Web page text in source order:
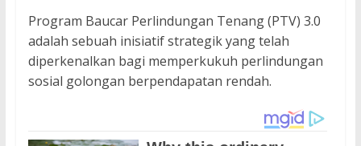
Program Baucar Perlindungan Tenang (PTV) 3.0
adalah sebuah inisiatif strategik yang telah
diperkenalkan bagi memperkukuh perlindungan
sosial golongan berpendapatan rendah.